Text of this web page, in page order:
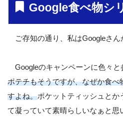
Google食べ物シ
ご存知の通り、私はGoogleさん
Googleのキャンペーンに色々と
ポテチもそうですが、なぜか食べ
すよね。ポケットティッシュとか
て凝っていて素晴らしいなぁと思